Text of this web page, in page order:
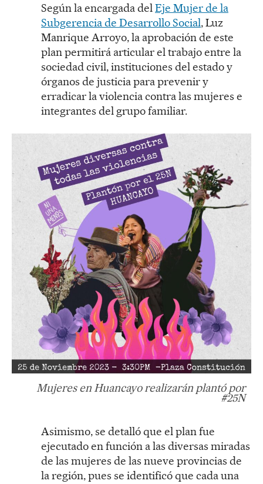
Según la encargada del Eje Mujer de la
Subgerencia de Desarrollo Social, Luz
Manrique Arroyo, la aprobación de este
plan permitirá articular el trabajo entre la
sociedad civil, instituciones del estado y
órganos de justicia para prevenir y
erradicar la violencia contra las mujeres e
integrantes del grupo familiar.
Mujeres en Huancayo realizarán plantó por
#25N
Asimismo, se detalló que el plan fue
ejecutado en función a las diversas miradas
de las mujeres de las nueve provincias de
la región, pues se identificó que cada una